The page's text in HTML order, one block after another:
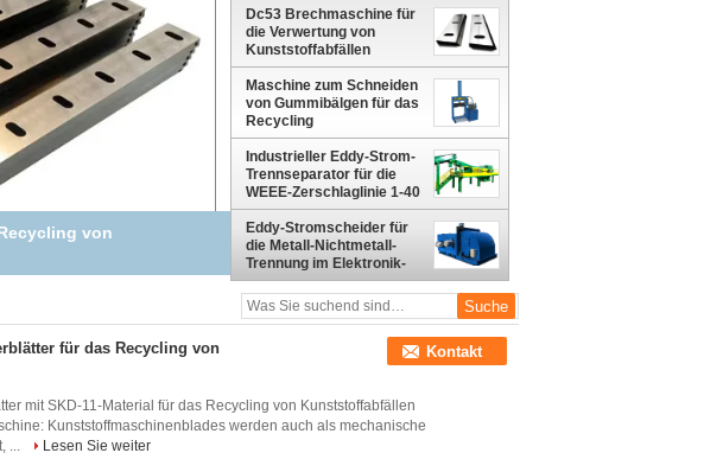
Kunststoffabfällen
Dc53 Brechmaschine für
die Verwertung von
Kunststoffabfällen
Maschine zum Schneiden
von Gummibälgen für das
Recycling
Industrieller Eddy-Strom-
Trennseparator für die
WEEE-Zerschlaglinie 1-40
mm Partikelgröße
Eddy-Stromscheider für
die Metall-Nichtmetall-
Trennung im Elektronik-
Recycling
für das Recycling von
Kontakt
mit SKD-11-Material für das Recycling von Kunststoffabfällen
Kunststoffmaschinenblades werden auch als mechanische
...
Lesen Sie weiter